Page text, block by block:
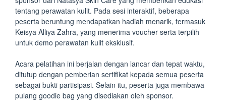
tentang perawatan kulit. Pada sesi interaktif, beberapa
peserta beruntung mendapatkan hadiah menarik, termasuk
Keisya Alliya Zahra, yang menerima voucher serta terpilih
untuk demo perawatan kulit eksklusif.
Acara pelatihan ini berjalan dengan lancar dan tepat waktu,
ditutup dengan pemberian sertifikat kepada semua peserta
sebagai bukti partisipasi. Selain itu, peserta juga membawa
pulang goodie bag yang disediakan oleh sponsor.